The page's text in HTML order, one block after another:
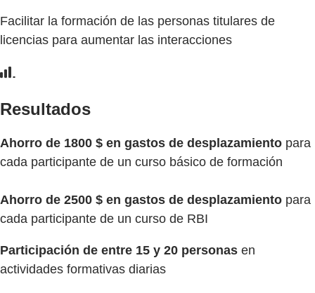
Facilitar la formación de las personas titulares de
licencias para aumentar las interacciones
Resultados
Ahorro de 1800 $ en gastos de desplazamiento para
cada participante de un curso básico de formación
Ahorro de 2500 $ en gastos de desplazamiento para
cada participante de un curso de RBI
Participación de entre 15 y 20 personas en
actividades formativas diarias